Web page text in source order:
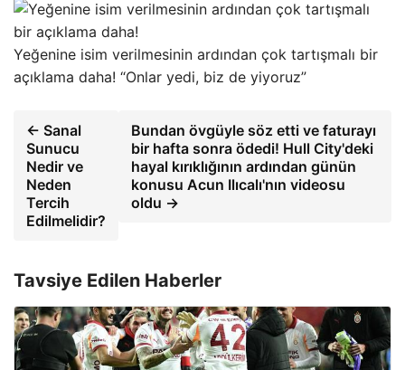
Yeğenine isim verilmesinin ardından çok tartışmalı bir
açıklama daha! “Onlar yedi, biz de yiyoruz”
← Sanal
Sunucu
Nedir ve
Neden
Tercih
Edilmelidir?
Bundan övgüyle söz etti ve faturayı
bir hafta sonra ödedi! Hull City'deki
hayal kırıklığının ardından günün
konusu Acun Ilıcalı'nın videosu
oldu →
Tavsiye Edilen Haberler